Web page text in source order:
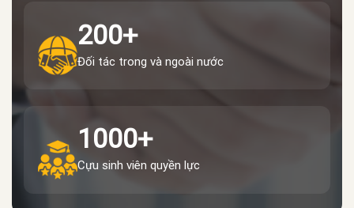
200+
Đối tác trong và ngoài nước
1000+
Cựu sinh viên quyền lực